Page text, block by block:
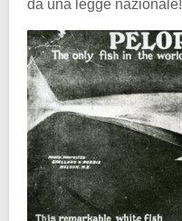
da una legge nazionale!